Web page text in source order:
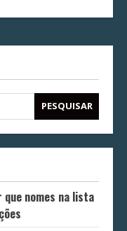
PESQUISAR
nomes na lista